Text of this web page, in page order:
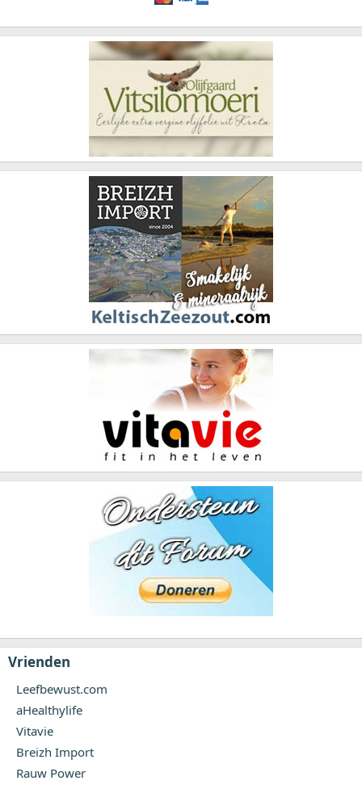
Vrienden
Leefbewust.com
aHealthylife
Vitavie
Breizh Import
Rauw Power